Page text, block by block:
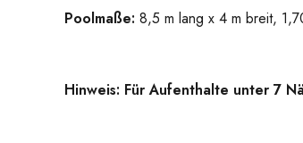
Poolmaße: 8,5 m lang x 4 m breit,
Hinweis: Für Aufenthalte unter 7